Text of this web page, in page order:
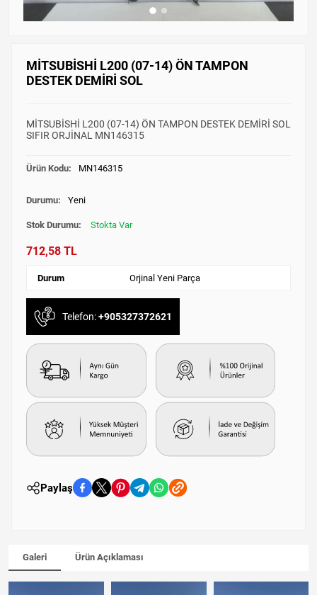
MİTSUBİSHİ L200 (07-14) ÖN TAMPON
DESTEK DEMİRİ SOL
MİTSUBİSHİ L200 (07-14) ÖN TAMPON DESTEK DEMİRİ SOL
SIFIR ORJİNAL MN146315
Ürün Kodu: MN146315
Durumu: Yeni
Stok Durumu: Stokta Var
712,58 TL
Durum Orjinal Yeni Parça
Telefon:+905327372621
Paylaş
Galeri Ürün Açıklaması